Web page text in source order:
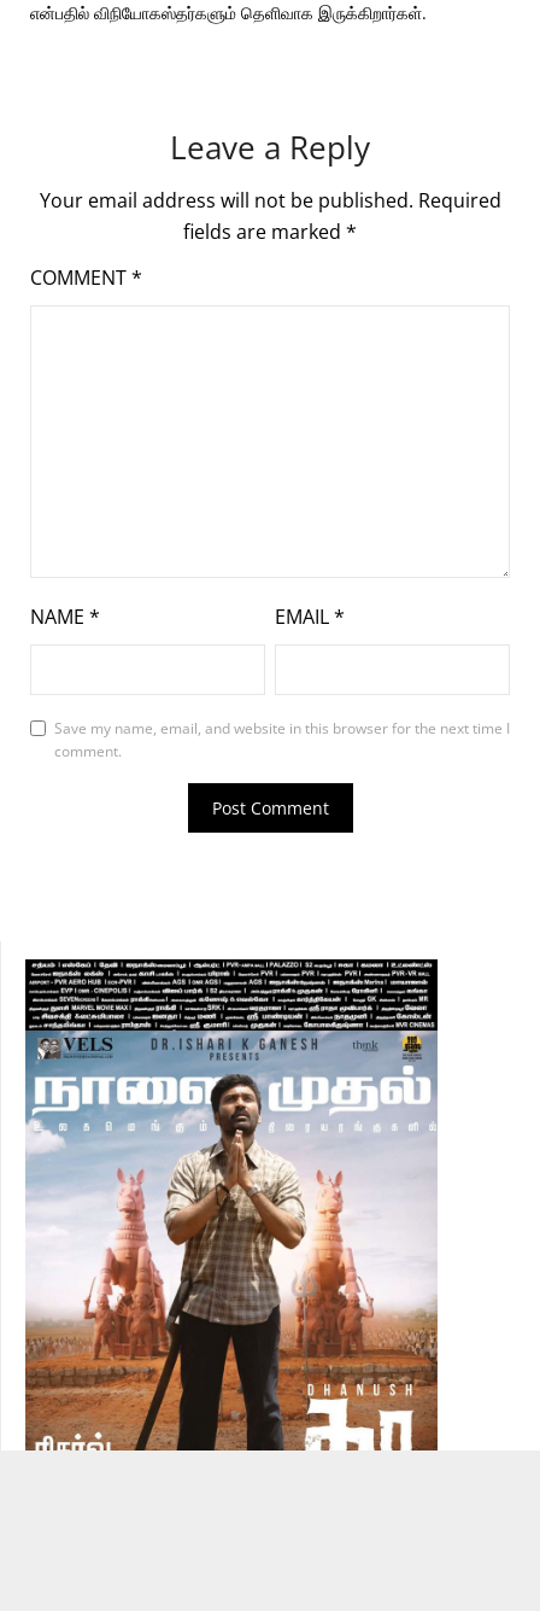
என்பதில் விநியோகஸ்தர்களும் தெளிவாக இருக்கிறார்கள்.
Leave a Reply
Your email address will not be published. Required
fields are marked *
COMMENT*
NAME * EMAIL*
Save my name, email, and website in this browser for the next time I
comment.